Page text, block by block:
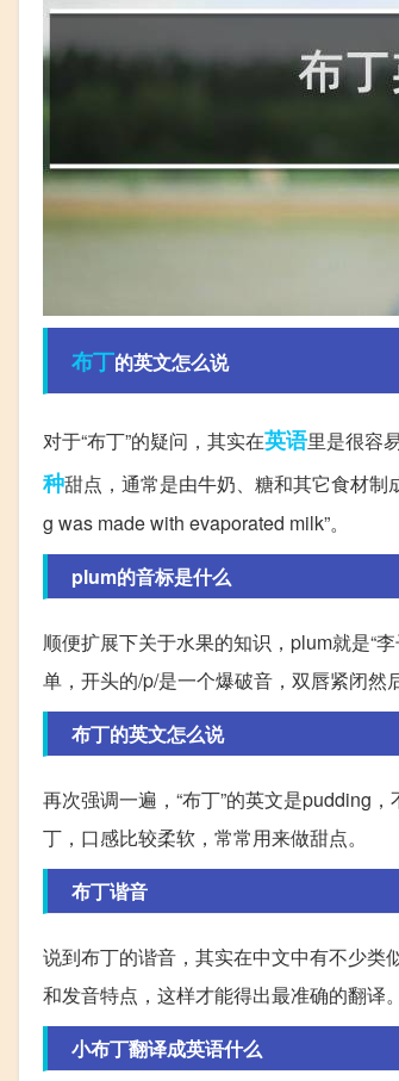
布丁的英文怎么说
对于“布丁”的疑问，其实在英语里是很容
种甜点，通常是由牛奶、糖和其它食材制
g was made with evaporated milk”。
plum的音标是什么
顺便扩展下关于水果的知识，plum就是“
单，开头的/p/是一个爆破音，双唇紧闭然
布丁的英文怎么说
再次强调一遍，“布丁”的英文是pudding
丁，口感比较柔软，常常用来做甜点。
布丁谐音
说到布丁的谐音，其实在中文中有不少类
和发音特点，这样才能得出最准确的翻译。
小布丁翻译成英语什么